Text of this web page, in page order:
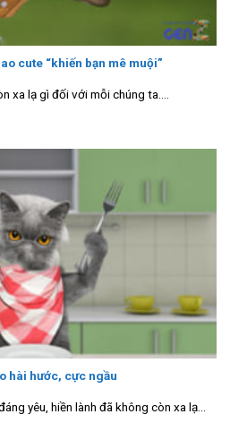
cute “khiến bạn mê muội”
xa lạ gì đối với mỗi chúng ta....
hài hước, cực ngầu
yêu, hiền lành đã không còn xa lạ...